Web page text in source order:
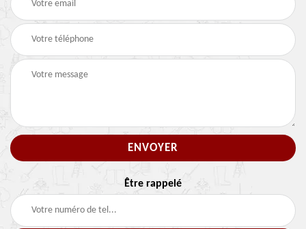
Être rappelé